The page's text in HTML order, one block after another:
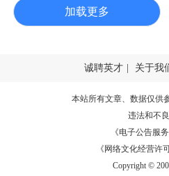
加载更多
诚聘英才 关于我
本站所有文章、数据仅供
违法和不
《电子公告服务
《网络文化经营许
Copyright ©